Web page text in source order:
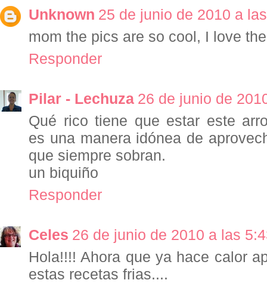
Unknown 25 de junio de 2010 a
mom the pics are so cool, I love
Responder
Pilar - Lechuza 26 de junio de
Qué rico tiene que estar este
es una manera idónea de
que siempre sobran.
un biquiño
Responder
Celes 26 de junio de 2010 a las
Hola!!!! Ahora que ya hace calor
estas recetas frias....